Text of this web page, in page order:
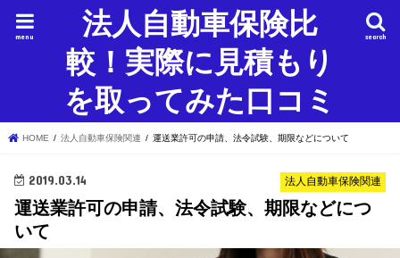
法人自動車保険比
較！実際に見積もり
を取ってみた口コミ
search
menu
HOME 法人自動車保険関連 運送業許可の申請、法令試験、期限などについて
法人自動車保険関連
2019.03.14
運送業許可の申請、法令試験、期限などにつ
いて